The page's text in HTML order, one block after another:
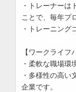
・トレーナー
ことで、毎年プ
・トレーニング
【ワークライフ
・柔軟な職場環
・多様性の高
企業です。